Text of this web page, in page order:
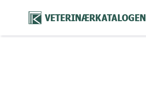
VETERINÆRKATALOGEN